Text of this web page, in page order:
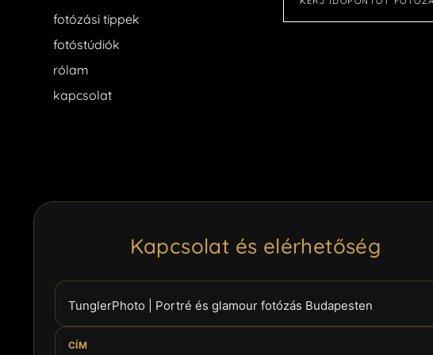
fotózási tippek
fotóstúdiók
rólam
kapcsolat
Kapcsolat és elérhetőség
TunglerPhoto | Portré és glamour fotózás Budapesten
CÍM